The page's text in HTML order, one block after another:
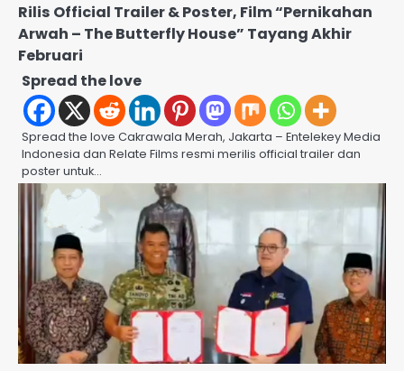
Rilis Official Trailer & Poster, Film “Pernikahan
Arwah – The Butterfly House” Tayang Akhir
Februari
Spread the love
Spread the love Cakrawala Merah, Jakarta – Entelekey Media
Indonesia dan Relate Films resmi merilis official trailer dan
poster untuk…